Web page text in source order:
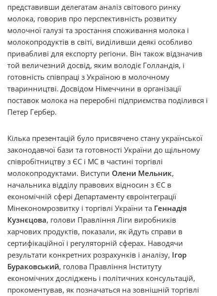
представивши делегатам аналіз світового ринку
молока, говорив про перспективність розвитку
молочної галузі та зростання споживання молока і
молокопродуктів в світі, виділивши деякі особливо
привабливі для експорту регіони. Він також відзначив
той величезний досвід, яким володіє Голландія, і
готовність співпраці з Україною в молочному
тваринництві. Досвідом Німеччини в організації
поставок молока на переробні підприємства поділився і
Петер Гербер.
Кілька презентацій було присвячено стану української
законодавчої бази та готовності України до щільному
співробітництву з ЄС і МС в частині торгівлі
молокопродуктами. Виступи Олени Мельник,
начальника відділу правових відносин з ЄС в
економічній сфері Департаменту євроінтеграції
Мінекономрозвитку і торгівлі України та Геннадія
Кузнєцова, голови Правління Ліги виробників
харчових продуктів, показали, як йдуть справи в
сертифікаційної і регуляторній сферах. Наводячи
результати конкретних розрахунків і аналізу, Ігор
Бураковський, голова Правління Інституту
економічних досліджень і політичних консультацій,
прокоментував, як позначаться на зовнішній торгівлі